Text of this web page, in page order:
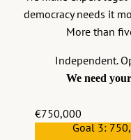
auf Mitglieder der
und sind nicht selten
Andererseits haben
Beratung.
begründete
democracy needs it
More than
Independent.
We need
€750,000
€559,159Goal 3: